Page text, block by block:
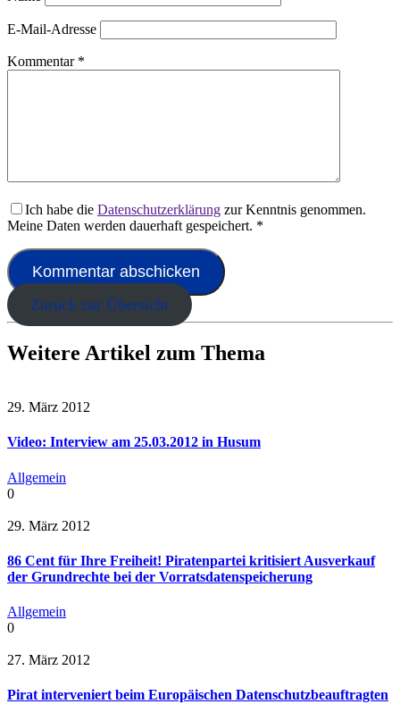
E-Mail-Adresse
Kommentar *
Ich habe die Datenschutzerklärung zur Kenntnis genommen.
Meine Daten werden dauerhaft gespeichert. *
Zurück zur Übersicht
Weitere Artikel zum Thema
29. März 2012
Video: Interview am 25.03.2012 in Husum
Allgemein
0
29. März 2012
86 Cent für Ihre Freiheit! Piratenpartei kritisiert Ausverkauf
der Grundrechte bei der Vorratsdatenspeicherung
Allgemein
0
27. März 2012
Pirat interveniert beim Europäischen Datenschutzbeauftragten